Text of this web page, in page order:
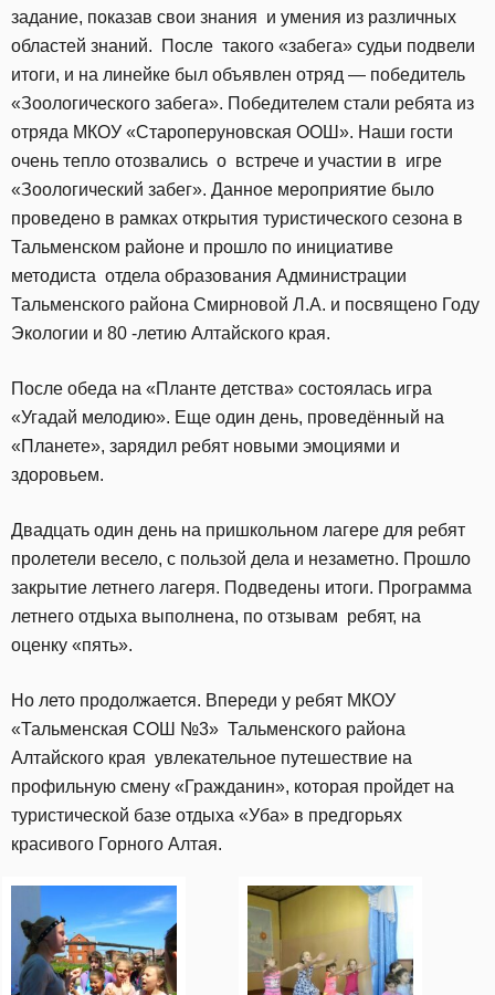
задание, показав свои знания и умения из различных
областей знаний. После такого «забега» судьи подвели
итоги, и на линейке был объявлен отряд — победитель
«Зоологического забега». Победителем стали ребята из
отряда МКОУ «Староперуновская ООШ». Наши гости
очень тепло отозвались о встрече и участии в игре
«Зоологический забег». Данное мероприятие было
проведено в рамках открытия туристического сезона в
Тальменском районе и прошло по инициативе
методиста отдела образования Администрации
Тальменского района Смирновой Л.А. и посвящено Году
Экологии и 80 -летию Алтайского края.
После обеда на «Планте детства» состоялась игра
«Угадай мелодию». Еще один день, проведённый на
«Планете», зарядил ребят новыми эмоциями и
здоровьем.
Двадцать один день на пришкольном лагере для ребят
пролетели весело, с пользой дела и незаметно. Прошло
закрытие летнего лагеря. Подведены итоги. Программа
летнего отдыха выполнена, по отзывам ребят, на
оценку «пять».
Но лето продолжается. Впереди у ребят МКОУ
«Тальменская СОШ №3» Тальменского района
Алтайского края увлекательное путешествие на
профильную смену «Гражданин», которая пройдет на
туристической базе отдыха «Уба» в предгорьях
красивого Горного Алтая.